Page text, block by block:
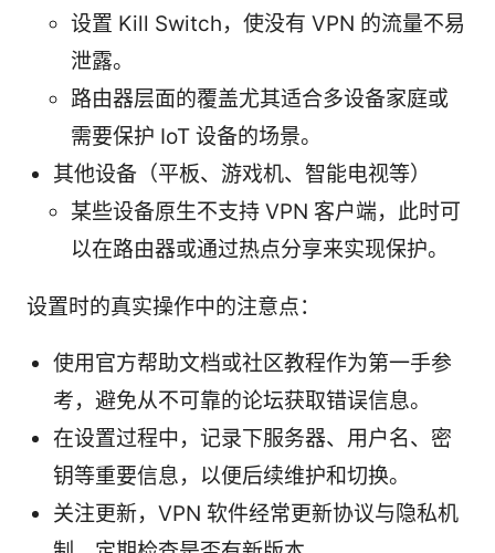
设置 Kill Switch，使没有 VPN 的流量不易
泄露。
路由器层面的覆盖尤其适合多设备家庭或
需要保护 IoT 设备的场景。
其他设备（平板、游戏机、智能电视等）
某些设备原生不支持 VPN 客户端，此时可
以在路由器或通过热点分享来实现保护。
设置时的真实操作中的注意点：
使用官方帮助文档或社区教程作为第一手参
考，避免从不可靠的论坛获取错误信息。
在设置过程中，记录下服务器、用户名、密
钥等重要信息，以便后续维护和切换。
关注更新，VPN 软件经常更新协议与隐私机